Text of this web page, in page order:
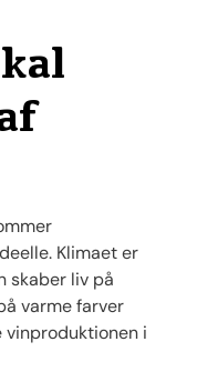
Klimaet er
skaber liv på
varme farver
vinproduktionen i